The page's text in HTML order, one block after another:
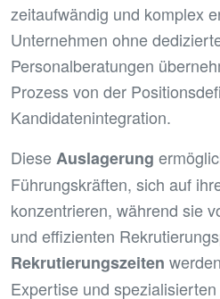
zeitaufwändig und komplex
Unternehmen ohne
Personalberatungen
Prozess von der
Kandidatenintegration.
DieseAuslagerung
Führungskräften, sich auf
konzentrieren, während sie
und effizienten
Rekrutierungszeiten
Expertise und